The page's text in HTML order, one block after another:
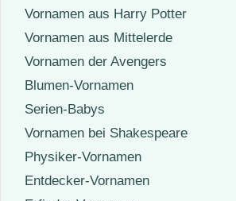
Vornamen aus Harry Potter
Vornamen aus Mittelerde
Vornamen der Avengers
Blumen-Vornamen
Serien-Babys
Vornamen bei Shakespeare
Physiker-Vornamen
Entdecker-Vornamen